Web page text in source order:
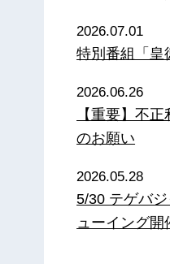
2026.07.01
特別番組「皇
2026.06.26
【重要】不
のお願い
2026.05.28
5/30 テゲバ
ューイング開